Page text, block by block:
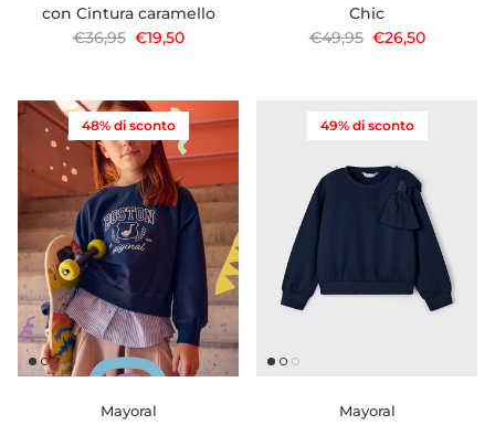
con Cintura caramello
Prezzo normale
€36,95 Prezzo di vendita
€19,50
Chic
Prezzo normale
€49,95 Prezzo di
€26,50
48% di sconto
Mayoral
49% di sconto
Mayoral